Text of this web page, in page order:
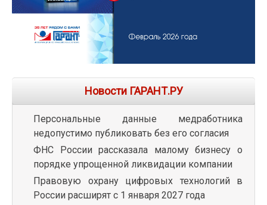
Новости ГАРАНТ.РУ
Персональные данные медработника
недопустимо публиковать без его согласия
ФНС России рассказала малому бизнесу о
порядке упрощенной ликвидации компании
Правовую охрану цифровых технологий в
России расширят с 1 января 2027 года